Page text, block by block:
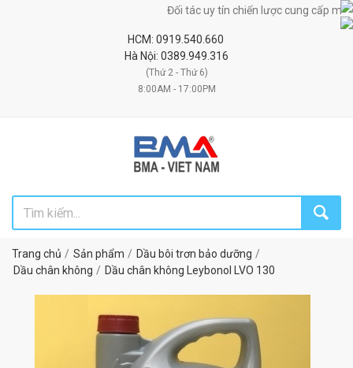
Đối tác uy tín chiến lược cung cấp máy
HCM: 0919.540.660
Hà Nội: 0389.949.316
(Thứ 2 - Thứ 6)
8:00AM - 17:00PM
Trang chủ Sản phẩm
Dầu bôi trơn bảo dưỡng
Dầu chân không
Dầu chân không Leybonol LVO 130